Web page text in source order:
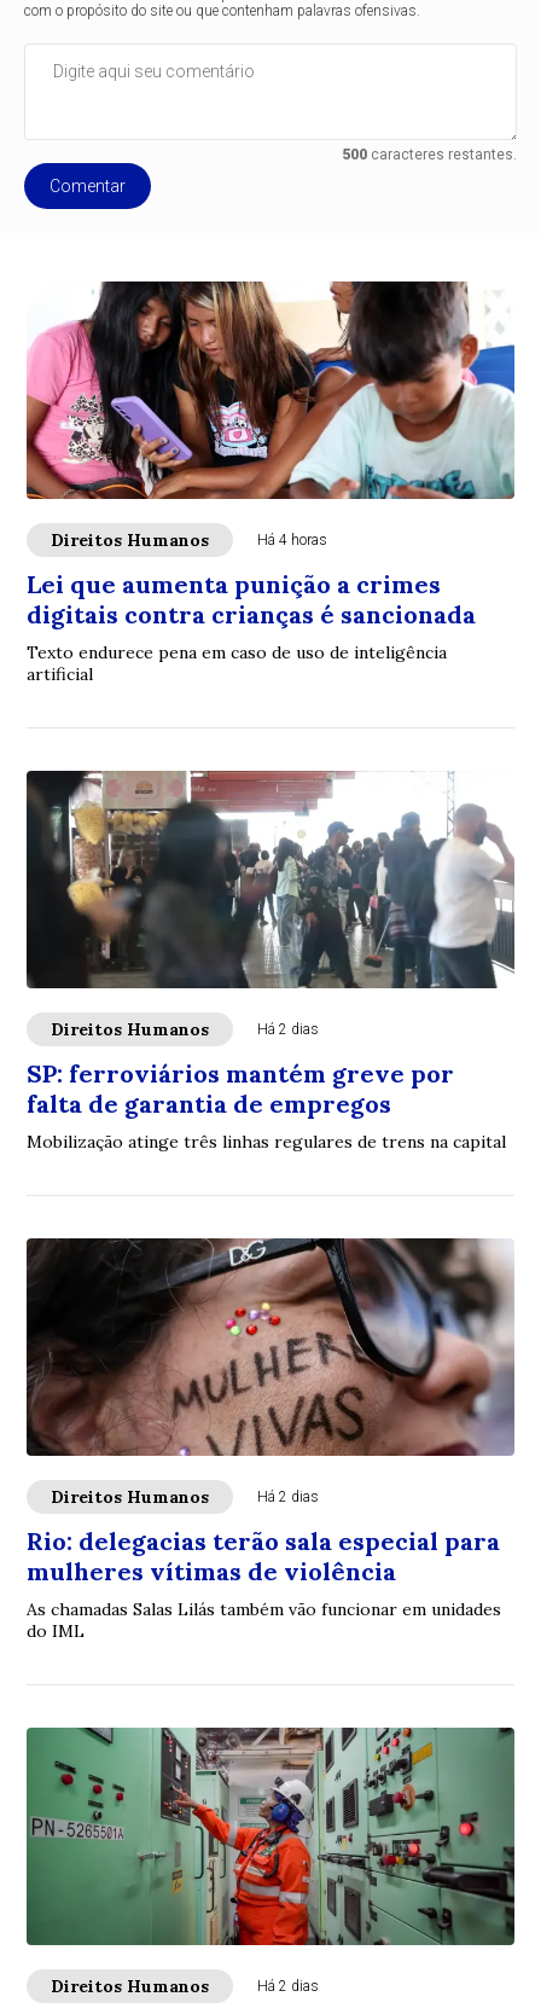
com o propósito do site ou que contenham palavras ofensivas.
500caracteres restantes.
Comentar
Direitos Humanos Há 4 horas
Lei que aumenta punição a crimes
digitais contra crianças é sancionada
Texto endurece pena em caso de uso de inteligência
artificial
Direitos Humanos Há 2 dias
SP: ferroviários mantém greve por
falta de garantia de empregos
Mobilização atinge três linhas regulares de trens na capital
Direitos Humanos Há 2 dias
Rio: delegacias terão sala especial para
mulheres vítimas de violência
As chamadas Salas Lilás também vão funcionar em unidades
do IML
Direitos Humanos Há 2 dias